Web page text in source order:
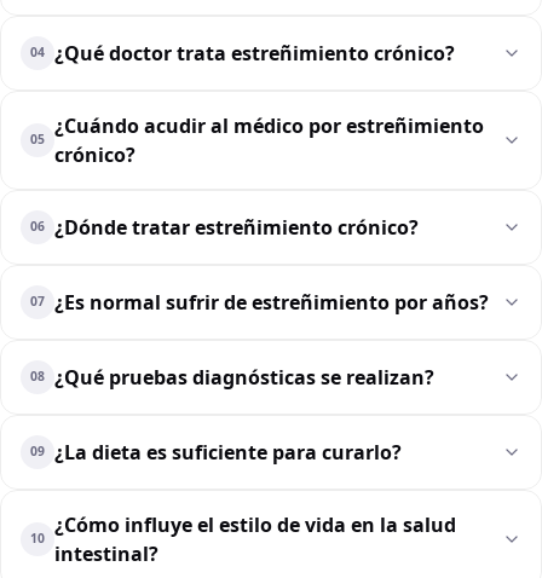
04 ¿Qué doctor trata estreñimiento crónico?
05
¿Cuándo acudir al médico por estreñimiento
crónico?
06 ¿Dónde tratar estreñimiento crónico?
07 ¿Es normal sufrir de estreñimiento por años?
08 ¿Qué pruebas diagnósticas se realizan?
09 ¿La dieta es suficiente para curarlo?
10
¿Cómo influye el estilo de vida en la salud
intestinal?